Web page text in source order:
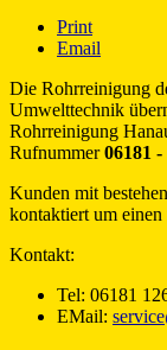
Print
Email
Die Rohrreinigung
Umwelttechnik
Rohrreinigung
Rufnummer06181 -
Kunden mit
kontaktiert um
Kontakt:
Tel: 06181
EMail: